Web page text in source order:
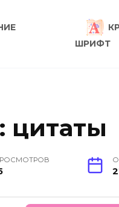
ШРИФТ
цитаты